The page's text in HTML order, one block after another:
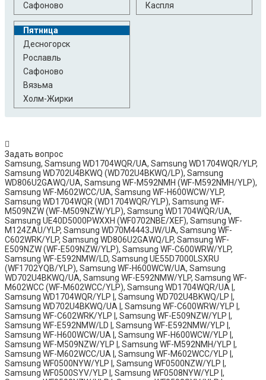
Сафоново
Каспля
Пятница
Десногорск
Рославль
Сафоново
Вязьма
Холм-Жирки
Задать вопрос
Samsung, Samsung WD1704WQR/UA, Samsung WD1704WQR/YLP, Samsung WD702U4BKWQ (WD702U4BKWQ/LP), Samsung WD806U2GAWQ/UA, Samsung WF-M592NMH (WF-M592NMH/YLP), Samsung WF-M602WCC/UA, Samsung WF-H600WCW/YLP, Samsung WD1704WQR (WD1704WQR/YLP), Samsung WF-M509NZW (WF-M509NZW/YLP), Samsung WD1704WQR/UA, Samsung UE40D5000PWXXH (WF0702NBE/XEF), Samsung WF-M124ZAU/YLP, Samsung WD70M4443JW/UA, Samsung WF-C602WRK/YLP, Samsung WD806U2GAWQ/LP, Samsung WF-E509NZW (WF-E509NZW/YLP), Samsung WF-C600WRW/YLP, Samsung WF-E592NMW/LD, Samsung UE55D7000LSXRU (WF1702YQB/YLP), Samsung WF-H600WCW/UA, Samsung WD702U4BKWQ/UA, Samsung WF-E592NMW/YLP, Samsung WF-M602WCC (WF-M602WCC/YLP), Samsung WD1704WQR/UA |, Samsung WD1704WQR/YLP |, Samsung WD702U4BKWQ/LP |, Samsung WD702U4BKWQ/UA |, Samsung WF-C600WRW/YLP |, Samsung WF-C602WRK/YLP |, Samsung WF-E509NZW/YLP |, Samsung WF-E592NMW/LD |, Samsung WF-E592NMW/YLP |, Samsung WF-H600WCW/UA |, Samsung WF-H600WCW/YLP |, Samsung WF-M509NZW/YLP |, Samsung WF-M592NMH/YLP |, Samsung WF-M602WCC/UA |, Samsung WF-M602WCC/YLP |, Samsung WF0500NYW/YLP |, Samsung WF0500NZW/YLP |, Samsung WF0500SYV/YLP |, Samsung WF0508NYW/YLP |, Samsung WF0508NZW/YLP |, Samsung WF0508SYV/YLP |, Samsung WF0590NRW/YLP |, Samsung WF0592SRK/YLP |, Samsung WF0600NBX/YLP |, Samsung WF0600NCW/XEP |, Samsung WF0602WJW/YLP |, Samsung WF0602WKE/YLP |, Samsung WF0690NRW/YLP |, Samsung WF0692NRY/YLP |, Samsung WF0700NBE/YLV |, Samsung WF0700NBX/YLP |, Samsung WF0700NCW/XEP |, Samsung WF0700NCW/YLP |, Samsung WF0702NBE/XEF |, Samsung WF0702NBE/XEU |, Samsung WF0702NBS/XEF |, Samsung WF0702WJV/XEO |, Samsung WF0702WJW/YLP |, Samsung WF0702WKE/XEU |, Samsung WF0702WKE/XSH |, Samsung WF0702WKE/YLP |, Samsung WF0790NCX/YLO |, Samsung WF10624YJV/XEG |, Samsung WF1600W5W/UA |, Samsung WF1600W5W/YLP |, Samsung WF1600WCV/YLP |, Samsung WF1600WCW/UA |, Samsung WF1600WCW/YLP |, Samsung WF1600WRW/YLP |, Samsung WF1602NHW/XET |, Samsung WF1602W5K/UA |, Samsung WF1602W5K/YLP |, Samsung WF1602W5V/XFA |, Samsung WF1602WCC/UA |, Samsung WF1602WCC/YLP |, Samsung WF1602WRK/YLP |, Samsung WF1602XQR/UA |, Samsung WF1602XQR/YLP |, Samsung WF1602YQB/YLP |, Samsung WF1602YQC/YLP |, Samsung WF1602YQQ/YLP |, Samsung WF1602YQR/YLP |, Samsung WF1602YQY/YLP |, Samsung WF1700NHW/YLE |, Samsung WF1700W5W/UA |, Samsung WF1700W5W/YLP |, Samsung WF1700WCW/UA |, Samsung WF1700WCW/YLP |, Samsung WF1700WRW/YLP |, Samsung WF1702WCC/YLP |, Samsung WF1702WEU/XFA |, Samsung WF1702WRK/YLP |, Samsung WF1702XQR/UA |, Samsung WF1702XQR/YLP |, Samsung WF1702YQB/YLP |, Samsung WF1702YQC/YLP |, Samsung WF1702YQQ/YLP |, Samsung WF1702YQR/YLP |, Samsung WF600W0BCWQ/LD |, Samsung WF600W0BCWQ/LP |, Samsung WF600W0BCWQ/UA |, Samsung WF602B0BCWQ/LP |, Samsung WF602B0BCWQ/UA |, Samsung WF602B2BKWQ/LP |, Samsung WF602U2BKWQ/LD |, Samsung WF602U2BKWQ/LP |, Samsung WF602U2BKWQ/UA |, Samsung WF602W0BCSD/LP |, Samsung WF602W0BCWQ/LD |, Samsung WF602W0BCWQ/LP |, Samsung WF602W0BCWQ/UA |, Samsung WF602W2BKWQ/LD |, Samsung WF602W2BKWQ/LP |, Samsung WF602W2BKWQ/UA |, Samsung WF60F1R0E2WDUA |, Samsung WF60F1R0F2WDLD |, Samsung WF60F1R0G0WDUA |, Samsung WF60F1R1F2WDLD |, Samsung WF60F1R1G0WDUA |, Samsung WF60F1R2E2WDUA |, Samsung WF60F1R2F2WDLD |, Samsung WF60F4E0W0W/LE |, Samsung WF60F4E0W0W/LP |, Samsung WF60F4E0W0W/UA |, Samsung WF60F4E0W2W/LE |, Samsung WF60F4E0W2W/LP |, Samsung WF60F4E0W2W/UA |, Samsung WF60F4E2W2W/LE |, Samsung WF60F4E2W2W/LP |, Samsung WF60F4E2W2W/UA |, Samsung WF60F4E4W2W/LP |, Samsung WF60F4E5W2W/LE |, Samsung WF60F4E5W2W/LP |, Samsung WF60F4EFW0W/LE |, Samsung WF60F4EFW2W/LE |, Samsung WF6CF1R0W2W/UA |, Samsung WF6EF4E0W2W/LP |, Samsung WF6EF4E0W2W/UA |, Samsung WF6HF1R0W0W/UA |, Samsung WF6MF1R0W0W/UA |, Samsung WF6MF1R2W2W/LD |, Samsung WF6MF1R2W2W/UA |, Samsung WF6RF1R0W0W/LD |, Samsung WF6RF1R0W0W/UA |, Samsung WF6RF4E2W0W/LP |, Samsung WF6RF4E2W0W/UA |, Samsung WF702B2BBWQ/LP |, Samsung WF702U2BBWQ/LP |, Samsung WF702U2BBWQ/UA |, Samsung WF702W0BDWQ/LP |, Samsung WF702W0BDWQ/UA |, Samsung WF702W2BBWQ/LD |, Samsung WF702W2BBWQ/LP |, Samsung WF702W2BBWQ/UA |, Samsung WF8500NGC/YLP |, Samsung WF8500NGW/YLP |, Samsung WF8500NGY/YLP |, Samsung WF8500NHW/YLP |, Samsung WF8500NMW/YLP |, Samsung WF8500NMW9/YLP |, Samsung WF8508NGW/YLP |, Samsung WF8508NHW/YLP |, Samsung WF8508NMW8/YLE |, Samsung WF8508NMW9/YLP |, Samsung WF8508NMWU/XTL |, Samsung WF8590FEA/YLP |, Samsung WF8590FFV/YLP |, Samsung WF8590FFW/YLP |, Samsung WF8590NFJ/YLP |, Samsung WF8590NFW/YLP |, Samsung WF8590NFW9/YLP |, Samsung WF8590NGC/YLP |, Samsung WF8590NGW/YLP |, Samsung WF8590NGY/YLP |, Samsung WF8590NHW/YLP |, Samsung WF8590NLW8DYLD |, Samsung WF8590NMS/YLP |, Samsung WF8590NMW8/YLP |, Samsung WF8590NMW9/LD |, Samsung WF8590NMW9/YLP |, Samsung WF8590NMW9UYLP |, Samsung WF8592FEA/YLP |, Samsung WF8592FER/YLP |, Samsung WF8592FFS/YLP |, Samsung WF8598NGW/YLP |, Samsung WF8598NHW/YLP |, Samsung WF8598NMW9/YLP |, Samsung WF8598NMW9UYLP |, Samsung WF8690FEA/YLP |, Samsung WF8690FFV/YLP |, Samsung WF8692FEA/YLP |, Samsung WF8692NFU/XSG |, Samsung WF9590NFJ/YLP |, Samsung WF9590NRW/YLP |, Samsung WF9592GQB/YLP |, Samsung WF9592GQQ/YLP |, Samsung WF9592GQR/YLP |, Samsung WF9592SQR/YLP |, Samsung WF9592SRK/YLP |, Samsung WF9690NRW/YLP |, Samsung WF9692GQR/YLP |, Samsung WF9692SQR/YLP |, Samsung WW60H2210EW/UA |, Samsung WW60J3047LWDLP |, Samsung WW60J3063LW/UA |, Samsung WW60J3063LWDLD |, Samsung WW60J3063LWDUA |, Samsung WW60J3067LW/UA |, Samsung WW60J3067LWDUA |, Samsung WW60J3083LW/LE |, Samsung WW60J3263LW/UA |, Samsung WW60J3263LWDUA |, Samsung WW60J3267LW/UA |, Samsung WW60J3267LWDUA |, Samsung WW60J3283LW/LE |, Samsung WW60J4060HW/UA |, Samsung WW60J4063JW/UA |, Samsung WW60J4063JWDUA |, Samsung WW60J4063LW/UA |, Samsung WW60J4063LWDLD |, Samsung WW60J4063LWDUA |, Samsung WW60J4210HW/UA |, Samsung WW60J4210HWDUA |, Samsung WW60J4210JWDLD |, Samsung WW60J4213JW/UA |, Samsung WW60J4213JWDUA |, Samsung WW60J4260HS/UA |, Samsung WW60J4263JW/UA |, Samsung WW60J4263JWDLD |, Samsung WW60J4263JWDUA |, Samsung WW60J4263LW/UA |, Samsung WW60J5210JWDLD |, Samsung WW60J5213JW/UA |, Samsung WW60J5217JW/UA |, Samsung WW60J5217JWDUA |, Samsung WW60K42106WDUA |, Samsung WW60K42109SDUA |, Samsung WW60K42109WDUA |, Samsung WW70J4210GW/UA |, Samsung WW70J4213IW/UA |, Samsung WW70J5210GW/UA |, Samsung WW70J5217IW/UA |, Samsung WW70K42101WDUA |, Samsung WW70K62101WDUA |, Samsung WW70K62108WDUA |, Samsung WW70K62109WDUA |, Samsung WD806U2GAWQ/LP |, Samsung WD806U2GAWQ/UA |, Samsung WF0804W8E1/XSP |, Samsung WF0804W8N/XFA |, Samsung WF0804Y8E/XEC |, Samsung WF0804Y8E/XEF |, Samsung WF0804Y8E/XEN |, Samsung WF0804Y8E/YLP |, Samsung WF0804Y8E1/XEC |, Samsung WF0804Y8E1/XEF |, Samsung WF0804Y8E1/YLP |, Samsung WF0804Y8N/YLP |, Samsung WF0804Y8N1/YLP |, Samsung WF0902LWE/XET |, Samsung WF0902LWE1/XET |, Samsung WF1702WSW/XEP |, Samsung WF1702WSW2/XEP |, Samsung WF1704WPC/XEF |, Samsung WF1704WSV/XEF |, Samsung WF1802WECS/YLP |, Samsung WF1802WFVS/YLE |, Samsung WF1802WFVS/YLP |, Samsung WF1802WPC/XEP |, Samsung WF1802WPC/YLP |, Samsung WF1802WSW/XEF |, Samsung WF1802XEC/UA |, Samsung WF1802XEC/YLP |, Samsung WF1802XEK/UA |, Samsung WF1802XEK/YLP |, Samsung WF1802XEY/UA |, Samsung WF1802XEY/YLP |, Samsung WF1802XFV/UA |, Samsung WF1802XFV/YLP |, Samsung WF1804WPC/XEF |, Samsung WF1804WPC/YLP |, Samsung WF1804WPY/YLP |, Samsung WF60F4E1W2W/LP |, Samsung WF80F5E0W2W/LE |, Samsung WF80F5E2U2W/UA |, Samsung WF80F5E2W4W/LP |, Samsung WF80F5E5U4W/LE |, Samsung WF80F5E5U4W/LP |, Samsung WF80F5E5U4W/UA |, Samsung WF906P4SAGD/LP |, Samsung WF906P4SAWQ/LP |, Samsung WW60H5200EW/LP |, Samsung WW60H5200EW/UA |, Samsung WW60H5240EW/LP |, Samsung WW60H5240EW/UA |, Samsung WW80K5410UW/UA |, Samsung WW80K5410WW/UA |, Samsung WF6450N7W/YLP |, Samsung WF6450N7W/YLR |, Samsung WF6450N7W/YLW |, Samsung WF6450S7W/YLP |, Samsung WF6450S7W/YLR |, Samsung WF6450S7W/YLW |, Samsung WF6458N7W/YLP |, Samsung WF6458N7W/YLR |, Samsung WF6458N7W/YLW |, Samsung WF6458S7W/YLP |, Samsung WF6458S7W/YLR |, Samsung WF6458S7W/YLW |, Samsung WF6520N7W/YLP |, Samsung WF6520N7W/YLR |, Samsung WF6520N7W/YLW |, Samsung WF6520S7W/YLP |, Samsung WF6520S7W/YLR |, Samsung WF6520S7W/YLW |, Samsung WF6522N7W/YLW |, Samsung WF6522S7W/YLR |, Samsung WF6522S7W/YLW |, Samsung WF6528N7W/YLP |, Samsung WF6528N7W/YLR |, Samsung WF6528N7W/YLW |, Samsung WF6528S7W/YLP |, Samsung WF7450NAW/YLW |, Samsung WF7450S9C/YLP |, Samsung WF7450S9C/YLW |, Samsung WF7450S9R/YLP |, Samsung WF7450SAV/YLP |, Samsung WF7450SAV/YLW |, Samsung WF7452S9C/YLR |, Samsung WF7452S9C/YLW |, Samsung WF7452S9R/YLP |, Samsung WF7452S9R/YLR |, Samsung WF7452S9R/YLW |, Samsung WF7520SAV/YLP |, Samsung WF8450S9Q/YLP |, Samsung WF8452S9P/YLP |, Samsung WF7600NAW/YLW |, Samsung WF7600S9C/YLP |, Samsung WF7600S9R/YLP |, Samsung WF7600SAV/YLP |, Samsung WF7602SAV/YLP |, Samsung WF7602SAV/YLW |, Samsung WF8600NAVU/XST |, Samsung WF8600NAVU/XSV |, Samsung WF0400N1NE/YLP |, Samsung WF0400S1V/YLP |, Samsung WF0408N1NE/YLP |, Samsung WF0400N1NE/UA |, Samsung WF0400N2N/UA |, Samsung WF0400N2N/YLP |, Samsung WF0408N2N/UA |, Samsung WF0408N2N/YLP |, Samsung WF0408S1V/YLP |, Samsung WF6520S9C/YLP |, Samsung WF6520S9C/YLW |, Samsung WF6520S9R/YLP |, Samsung WF6520S9R/YLW |, Samsung WF7350N7W/YLR |, Samsung WF7350N7W/YLW |, Samsung WF7350S7V/YLP |, Samsung WF7350S7V/YLR |, Samsung WF7350S7V/YLW |, Samsung WF7358N7W/YLR |, Samsung WF7358N7W/YLW |, Samsung WF7358S7V/YLP |, Samsung WF7358S7V/YLW |, Samsung WF7520S9C/YLP |, Samsung WF7520S9C/YLW |, Samsung WF7520S9R/YLP |, Samsung WF7520S9R/YLW |, Samsung WF7522S9C/YLR |, Samsung WF7522S9C/YLW |, Samsung WF7522S9R/YLP |, Samsung WF7522S9R/YLR |, Samsung WF7522S9R/YLW |, Samsung WF8520S9Q/YLP |, Samsung WF8520S9Q/YLW |, Samsung WF8522S9P/YLP |, Samsung WF8522S9P/YLW |, Samsung WF8700NAVU/XST |, Samsung WF8700NAVU/XSV |, Samsung WF0802NCE/XEC |, Samsung WF1802NFWS/YLP |, Samsung WF-M124ZAU/YLP |, Samsung WF0802LWW/XET |, Samsung WF0892NCE/YMF |, Samsung WF1124ZAC/YLP |, Samsung WF1802LSW/XEP